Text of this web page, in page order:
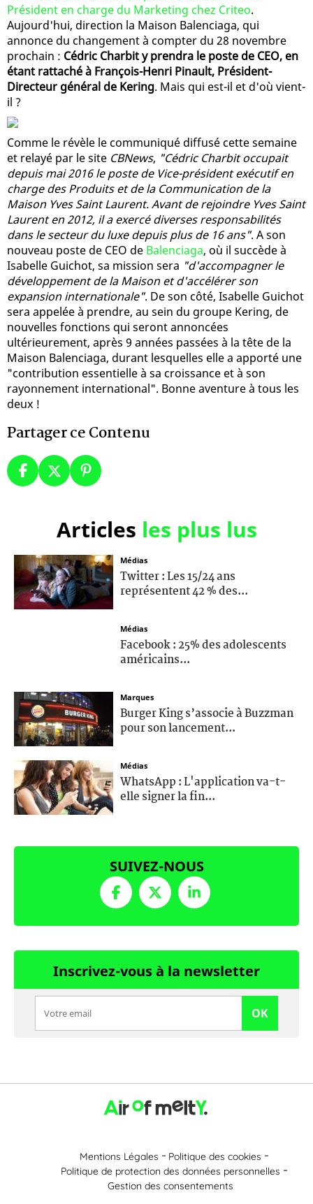
Président en charge du Marketing chez Criteo.
Aujourd'hui, direction la Maison Balenciaga, qui
annonce du changement à compter du 28 novembre
prochain : Cédric Charbit y prendra le poste de CEO, en
étant rattaché à François-Henri Pinault, Président-
Directeur général de Kering. Mais qui est-il et d'où vient-
il ?
Comme le révèle le communiqué diffusé cette semaine
et relayé par le site CBNews, "Cédric Charbit occupait
depuis mai 2016 le poste de Vice-président exécutif en
charge des Produits et de la Communication de la
Maison Yves Saint Laurent. Avant de rejoindre Yves Saint
Laurent en 2012, il a exercé diverses responsabilités
dans le secteur du luxe depuis plus de 16 ans". A son
nouveau poste de CEO de Balenciaga, où il succède à
Isabelle Guichot, sa mission sera "d'accompagner le
développement de la Maison et d'accélérer son
expansion internationale". De son côté, Isabelle Guichot
sera appelée à prendre, au sein du groupe Kering, de
nouvelles fonctions qui seront annoncées
ultérieurement, après 9 années passées à la tête de la
Maison Balenciaga, durant lesquelles elle a apporté une
"contribution essentielle à sa croissance et à son
rayonnement international". Bonne aventure à tous les
deux !
Partager ce Contenu
Articles les plus lus
Médias
Twitter : Les 15/24 ans
représentent 42 % des...
Médias
Facebook : 25% des adolescents
américains...
Marques
Burger King s’associe à Buzzman
pour son lancement...
Médias
WhatsApp : L'application va-t-
elle signer la fin...
SUIVEZ-NOUS
Inscrivez-vous à la newsletter
OK
Mentions Légales
Politique des cookies
Politique de protection des données personnelles
Gestion des consentements